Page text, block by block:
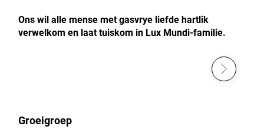
Ons wil alle mense met gasvrye liefde hartlik
verwelkom en laat tuiskom in Lux Mundi-familie.
Groeigroep